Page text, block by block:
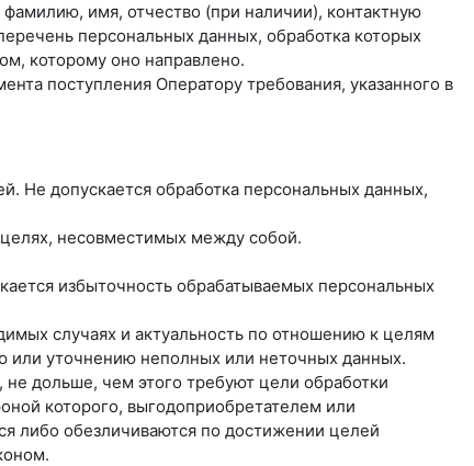
имя, отчество (при наличии), контактную
персональных данных, обработка которых
которому оно направлено.
поступления Оператору требования, указанного в
Не допускается обработка персональных данных,
несовместимых между собой.
избыточность обрабатываемых персональных
случаях и актуальность по отношению к целям
или уточнению неполных или неточных данных.
дольше, чем этого требуют цели обработки
которого, выгодоприобретателем или
либо обезличиваются по достижении целей